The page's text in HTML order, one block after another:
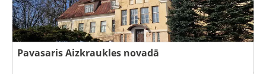
Pavasaris Aizkraukles novadā